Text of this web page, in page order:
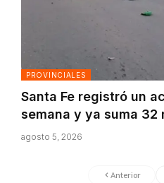
PROVINCIALES
Santa Fe registró un
semana y ya suma 32
agosto 5, 2026
Anterior